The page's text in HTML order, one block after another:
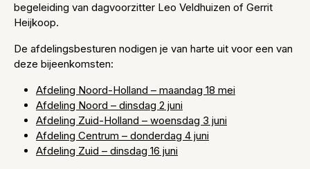
begeleiding van dagvoorzitter Leo Veldhuizen of Gerrit
Heijkoop.
De afdelingsbesturen nodigen je van harte uit voor een van
deze bijeenkomsten:
Afdeling Noord-Holland – maandag 18 mei
Afdeling Noord – dinsdag 2 juni
Afdeling Zuid-Holland – woensdag 3 juni
Afdeling Centrum – donderdag 4 juni
Afdeling Zuid – dinsdag 16 juni